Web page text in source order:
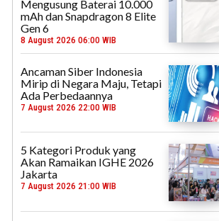
Mengusung Baterai 10.000
mAh dan Snapdragon 8 Elite
Gen 6
8 August 2026 06:00 WIB
Ancaman Siber Indonesia
Mirip di Negara Maju, Tetapi
Ada Perbedaannya
7 August 2026 22:00 WIB
5 Kategori Produk yang
Akan Ramaikan IGHE 2026
Jakarta
7 August 2026 21:00 WIB